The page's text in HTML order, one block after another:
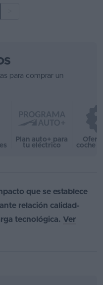
para comprar un
Plan auto+ para
tu eléctrico
coche
que se establece
relación calidad-
tecnológica. Ver